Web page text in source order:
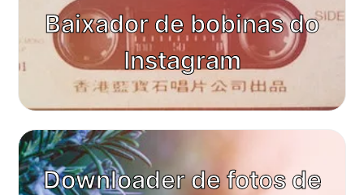
Baixador de bobinas do
Instagram
Downloader de fotos de